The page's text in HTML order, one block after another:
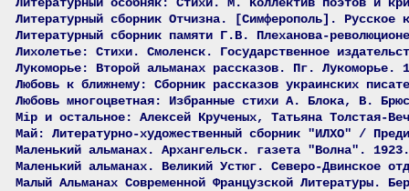
Литературный сборник Отчизна. [Симферополь].
Литературный сборник памяти Г.В. Плеханова-
Лихолетье: Стихи. Смоленск. Государственное
Лукоморье: Второй альманах рассказов. Пг. Лукоморье.
Любовь к ближнему: Сборник рассказов украинских
Любовь многоцветная: Избранные стихи А. Блока, В.
Мiр и остальное: Алексей Крученых, Татьяна Толстая-
Май: Литературно-художественный сборник "ИЛХО" /
Маленький альманах. Архангельск. газета "Волна".
Маленький альманах. Великий Устюг. Северо-Двинское
Малый Альманах Современной Французской Литературы.